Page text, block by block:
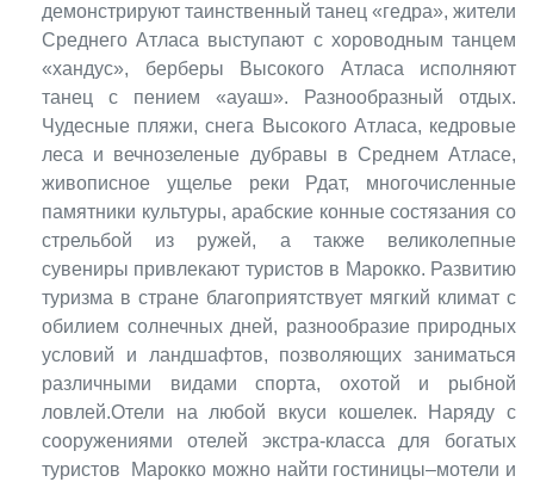
демонстрируют таинственный танец «гедра», жители
Среднего Атласа выступают с хороводным танцем
«хандус», берберы Высокого Атласа исполняют
танец с пением «ауаш». Разнообразный отдых.
Чудесные пляжи, снега Высокого Атласа, кедровые
леса и вечнозеленые дубравы в Среднем Атласе,
живописное ущелье реки Рдат, многочисленные
памятники культуры, арабские конные состязания со
стрельбой из ружей, а также великолепные
сувениры привлекают туристов в Марокко. Развитию
туризма в стране благоприятствует мягкий климат с
обилием солнечных дней, разнообразие природных
условий и ландшафтов, позволяющих заниматься
различными видами спорта, охотой и рыбной
ловлей.Отели на любой вкуси кошелек. Наряду с
сооружениями отелей экстра-класса для богатых
туристов Марокко можно найти гостиницы–мотели и